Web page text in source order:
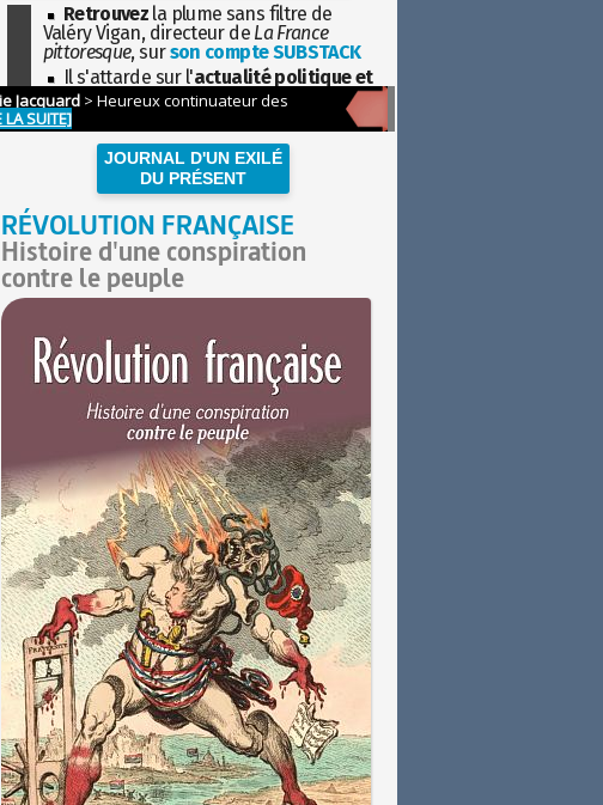
Retrouvez la plume sans filtre de
Valéry Vigan, directeur de La France
pittoresque, surson compte SUBSTACK
Il s'attarde sur l'actualité politique et
sociétaleavec la hauteur de vue de
l'Histoire
JOURNAL D'UN EXILÉ
DU PRÉSENT
RÉVOLUTION FRANÇAISE
Histoire d'une conspiration
contre le peuple